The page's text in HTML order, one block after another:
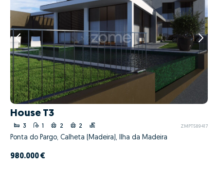
House T3
3 1 2 2 ZMPT589417
Ponta do Pargo, Calheta (Madeira), Ilha da Madeira
980.000 €